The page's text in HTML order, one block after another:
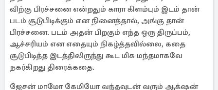
விற்கு பிரச்சனை என்றதும் காரா கிளம்பும் இடம் தான்
படம் சூடுபிடிக்கும் என நினைத்தால், அங்கு தான்
பிரச்சனை. படம் அதன் பிறகும் எந்த ஒரு திருப்பம்,
ஆச்சரியம் என எதையும் நிகழ்த்தவில்லை, கதை
சூடுபிடித்த இடத்திலிருந்து கூட மிக மந்தமாகவே
நகர்கிறது திரைக்கதை.
ஜேசன் மாமோ கேமியோ வந்தவுடன் வரும் ஆக்‌ஷன்